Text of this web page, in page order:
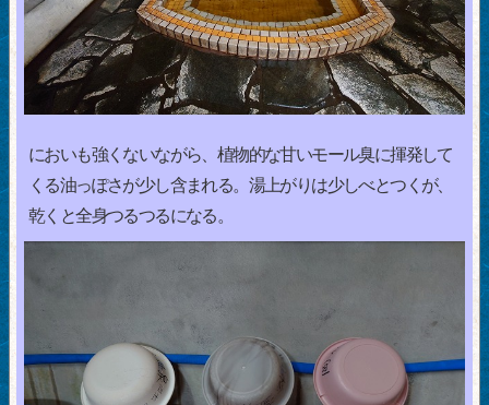
においも強くないながら、植物的な甘いモール臭に揮発して
くる油っぽさが少し含まれる。湯上がりは少しべとつくが、
乾くと全身つるつるになる。